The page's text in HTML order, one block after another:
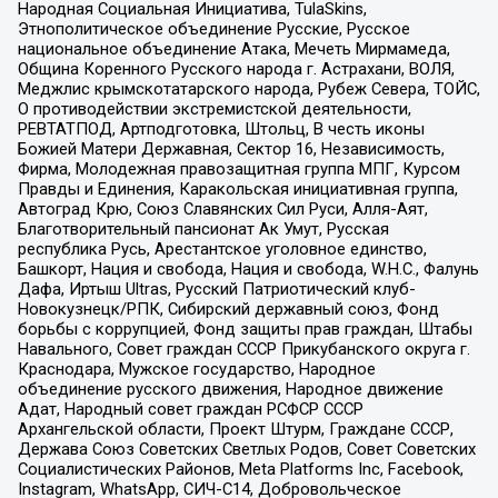
Народная Социальная Инициатива, TulaSkins,
Этнополитическое объединение Русские, Русское
национальное объединение Атака, Мечеть Мирмамеда,
Община Коренного Русского народа г. Астрахани, ВОЛЯ,
Меджлис крымскотатарского народа, Рубеж Севера, ТОЙС,
О противодействии экстремистской деятельности,
РЕВТАТПОД, Артподготовка, Штольц, В честь иконы
Божией Матери Державная, Сектор 16, Независимость,
Фирма, Молодежная правозащитная группа МПГ, Курсом
Правды и Единения, Каракольская инициативная группа,
Автоград Крю, Союз Славянских Сил Руси, Алля-Аят,
Благотворительный пансионат Ак Умут, Русская
республика Русь, Арестантское уголовное единство,
Башкорт, Нация и свобода, Нация и свобода, W.H.С., Фалунь
Дафа, Иртыш Ultras, Русский Патриотический клуб-
Новокузнецк/РПК, Сибирский державный союз, Фонд
борьбы с коррупцией, Фонд защиты прав граждан, Штабы
Навального, Совет граждан СССР Прикубанского округа г.
Краснодара, Мужское государство, Народное
объединение русского движения, Народное движение
Адат, Народный совет граждан РСФСР СССР
Архангельской области, Проект Штурм, Граждане СССР,
Держава Союз Советских Светлых Родов, Совет Советских
Социалистических Районов, Meta Platforms Inc, Facebook,
Instagram, WhatsApp, СИЧ-С14, Добровольческое